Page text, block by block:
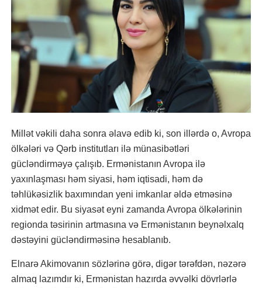
Millət vəkili daha sonra əlavə edib ki, son illərdə o, Avropa
ölkələri və Qərb institutları ilə münasibətləri
gücləndirməyə çalışıb. Ermənistanın Avropa ilə
yaxınlaşması həm siyasi, həm iqtisadi, həm də
təhlükəsizlik baxımından yeni imkanlar əldə etməsinə
xidmət edir. Bu siyasət eyni zamanda Avropa ölkələrinin
regionda təsirinin artmasına və Ermənistanın beynəlxalq
dəstəyini gücləndirməsinə hesablanıb.
Elnarə Akimovanın sözlərinə görə, digər tərəfdən, nəzərə
almaq lazımdır ki, Ermənistan hazırda əvvəlki dövrlərlə